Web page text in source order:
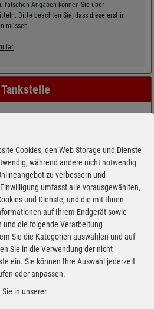
falschen Angaben können Sie über
Bitte beachten Sie, dass diese erst in
müssen.
Cookies, den Web Storage und Dienste
während andere nicht notwendig
zu verbessern und
umfasst alle vorausgewählten,
und Dienste, und die mit Ihnen
auf Ihrem Endgerät sowie
und die folgende Verarbeitung
Sie die Kategorien auswählen und auf
Sie in die Verwendung der nicht
ein. Sie können Ihre Auswahl jederzeit
oder anpassen.
in unserer